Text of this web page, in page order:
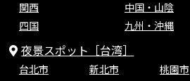
関西
中国・山陰
四国
九州・沖縄
夜景スポット［台湾］
台北市 新北市 桃園市